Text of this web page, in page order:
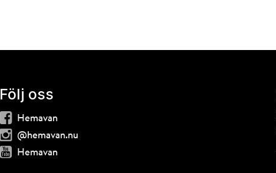
Följ oss
Hemavan
@hemavan.nu
Hemavan